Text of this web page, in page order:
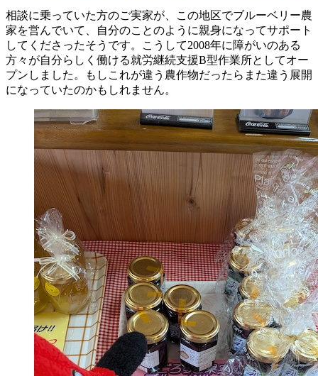
相談に乗っていた方のご実家が、この地区でブルーベリー農
家を営んでいて、自分のことのように親身になってサポート
してくださったそうです。こうして2008年に障がいのある
方々が自分らしく働ける就労継続支援B型作業所としてオー
プンしました。もしこれが違う農作物だったらまた違う展開
になっていたのかもしれません。